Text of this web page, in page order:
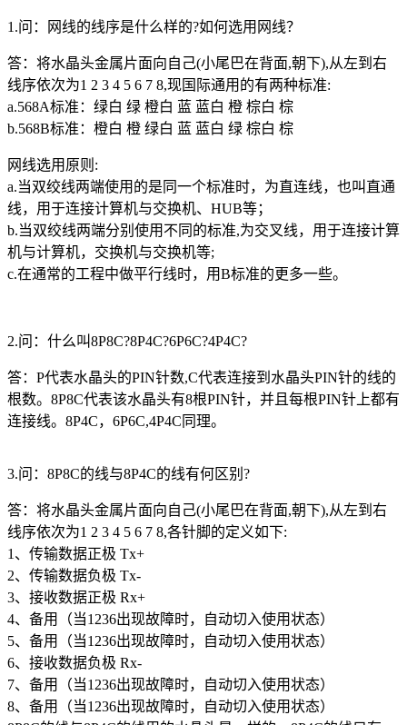
1.问：网线的线序是什么样的?如何选用网线？
答：将水晶头金属片面向自己(小尾巴在背面,朝下),从左到右
线序依次为1 2 3 4 5 6 7 8,现国际通用的有两种标准:
a.568A标准：绿白 绿 橙白 蓝 蓝白 橙 棕白 棕
b.568B标准：橙白 橙 绿白 蓝 蓝白 绿 棕白 棕
网线选用原则:
a.当双绞线两端使用的是同一个标准时，为直连线，也叫直通
线，用于连接计算机与交换机、HUB等；
b.当双绞线两端分别使用不同的标准,为交叉线，用于连接计算
机与计算机，交换机与交换机等;
c.在通常的工程中做平行线时，用B标准的更多一些。
2.问：什么叫8P8C?8P4C?6P6C?4P4C?
答：P代表水晶头的PIN针数,C代表连接到水晶头PIN针的线的
根数。8P8C代表该水晶头有8根PIN针，并且每根PIN针上都有
连接线。8P4C，6P6C,4P4C同理。
3.问：8P8C的线与8P4C的线有何区别?
答：将水晶头金属片面向自己(小尾巴在背面,朝下),从左到右
线序依次为1 2 3 4 5 6 7 8,各针脚的定义如下:
1、传输数据正极 Tx+
2、传输数据负极 Tx-
3、接收数据正极 Rx+
4、备用（当1236出现故障时，自动切入使用状态）
5、备用（当1236出现故障时，自动切入使用状态）
6、接收数据负极 Rx-
7、备用（当1236出现故障时，自动切入使用状态）
8、备用（当1236出现故障时，自动切入使用状态）